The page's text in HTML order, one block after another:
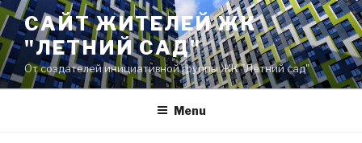
Skip
to
content
САЙТ ЖИТЕЛЕЙ ЖК
"ЛЕТНИЙ САД"
От создателей инициативной группы ЖК "Летний сад"
Menu